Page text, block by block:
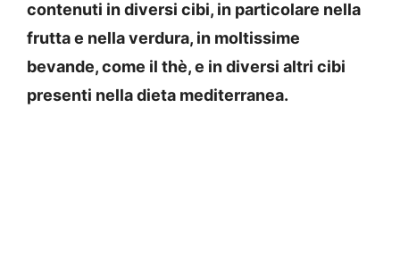
contenuti in diversi cibi, in particolare nella
frutta e nella verdura, in moltissime
bevande, come il thè, e in diversi altri cibi
presenti nella dieta mediterranea.